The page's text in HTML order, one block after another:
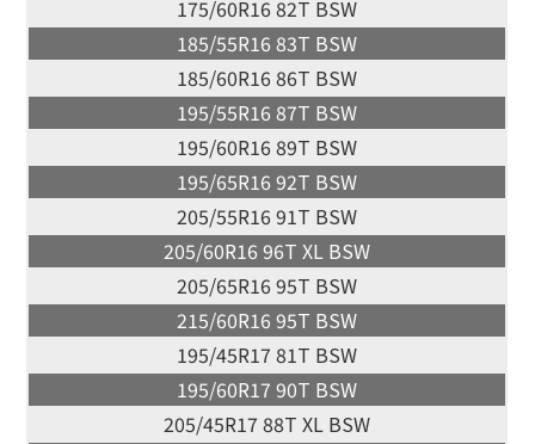
175/60R16 82T BSW
185/55R16 83T BSW
185/60R16 86T BSW
195/55R16 87T BSW
195/60R16 89T BSW
195/65R16 92T BSW
205/55R16 91T BSW
205/60R16 96T XL BSW
205/65R16 95T BSW
215/60R16 95T BSW
195/45R17 81T BSW
195/60R17 90T BSW
205/45R17 88T XL BSW